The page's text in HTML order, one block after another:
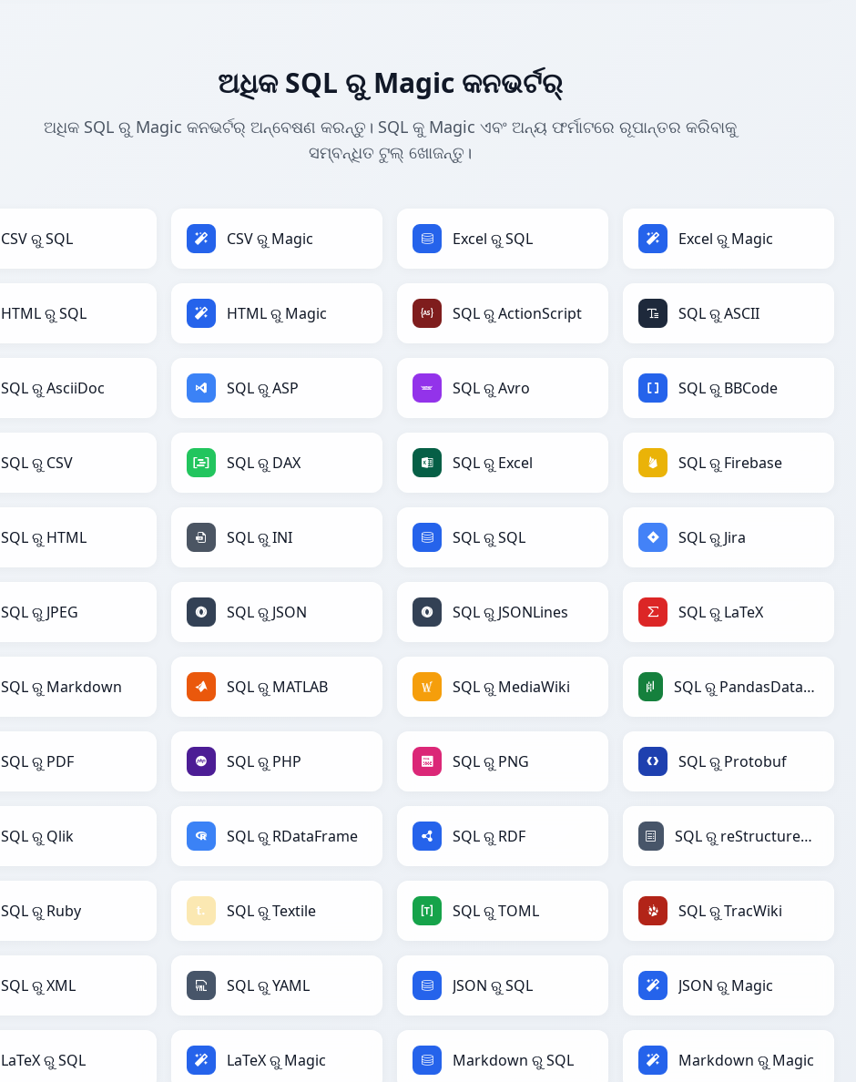
ଅଧିକ SQL ରୁ Magic କନଭର୍ଟର୍
ଅଧିକ SQL ରୁ Magic କନଭର୍ଟର୍ ଅନ୍ବେଷଣ କରନ୍ତୁ। SQL କୁ Magic ଏବଂ ଅନ୍ୟ ଫର୍ମାଟରେ ରୂପାନ୍ତର କରିବାକୁ
ସମ୍ବନ୍ଧିତ ଟୁଲ୍ ଖୋଜନ୍ତୁ।
CSV ରୁ SQL CSV ରୁ Magic Excel ରୁ SQL Excel ରୁ Magic
HTML ରୁ SQL HTML ରୁ Magic SQL ରୁ ActionScript SQL ରୁ ASCII
SQL ରୁ AsciiDoc SQL ରୁ ASP SQL ରୁ Avro SQL ରୁ BBCode
SQL ରୁ CSV SQL ରୁ DAX SQL ରୁ Excel SQL ରୁ Firebase
SQL ରୁ HTML SQL ରୁ INI SQL ରୁ SQL SQL ରୁ Jira
SQL ରୁ JPEG SQL ରୁ JSON SQL ରୁ JSONLines SQL ରୁ LaTeX
SQL ରୁ Markdown SQL ରୁ MATLAB SQL ରୁ MediaWiki SQL ରୁ PandasDataFrame
SQL ରୁ PDF SQL ରୁ PHP SQL ରୁ PNG SQL ରୁ Protobuf
SQL ରୁ Qlik SQL ରୁ RDataFrame SQL ରୁ RDF SQL ରୁ reStructuredText
SQL ରୁ Ruby SQL ରୁ Textile SQL ରୁ TOML SQL ରୁ TracWiki
SQL ରୁ XML SQL ରୁ YAML JSON ରୁ SQL JSON ରୁ Magic
LaTeX ରୁ SQL LaTeX ରୁ Magic Markdown ରୁ SQL Markdown ରୁ Magic